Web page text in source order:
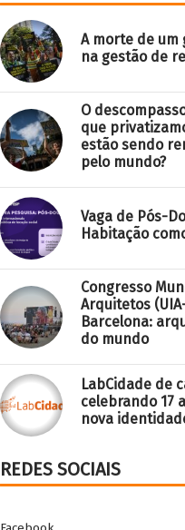
A morte de um
na gestão de
O
que
estão sendo
pelo mundo?
Vaga de Pós-
Habitação
Congresso
Arquitetos
Barcelona:
do mundo
LabCidade de
celebrando 17
nova
REDES SOCIAIS